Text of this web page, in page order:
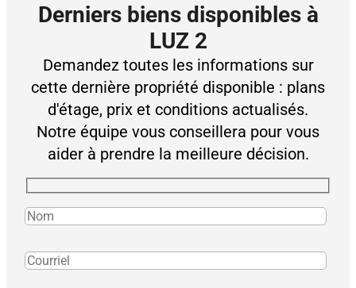
Derniers biens disponibles à
LUZ 2
Demandez toutes les informations sur
cette dernière propriété disponible : plans
d'étage, prix et conditions actualisés.
Notre équipe vous conseillera pour vous
aider à prendre la meilleure décision.